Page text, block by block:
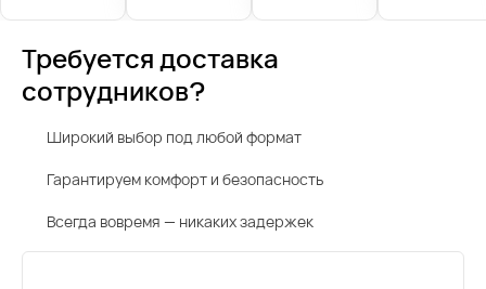
Требуется доставка
сотрудников?
Широкий выбор под любой формат
Гарантируем комфорт и безопасность
Всегда вовремя — никаких задержек